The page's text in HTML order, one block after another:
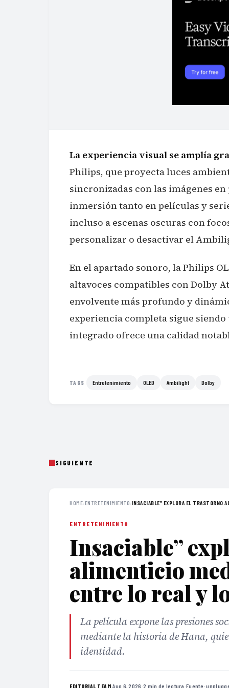
La experiencia visual se amplía
Philips, que proyecta luces
sincronizadas con las imágenes
inmersión tanto en películas y
incluso a escenas oscuras con
personalizar o desactivar el
En el apartado sonoro, la Philips
altavoces compatibles con Dolby
envolvente más profundo y
experiencia completa sigue
integrado ofrece una calidad
TAGS Entretenimiento OLED Ambilight Dolby
SIGUIENTE
HOME›ENTRETENIMIENTO› INSACIABLE” EXPLORA EL TRASTORNO
ENTRETENIMIENTO
Insaciable”
alimenticio
entre lo real y
La película expone las presiones
mediante la historia de Hana,
identidad.
EDITORIAL TEAM·Aug 6, 2026 ·2 min de lectura ·Fuente: